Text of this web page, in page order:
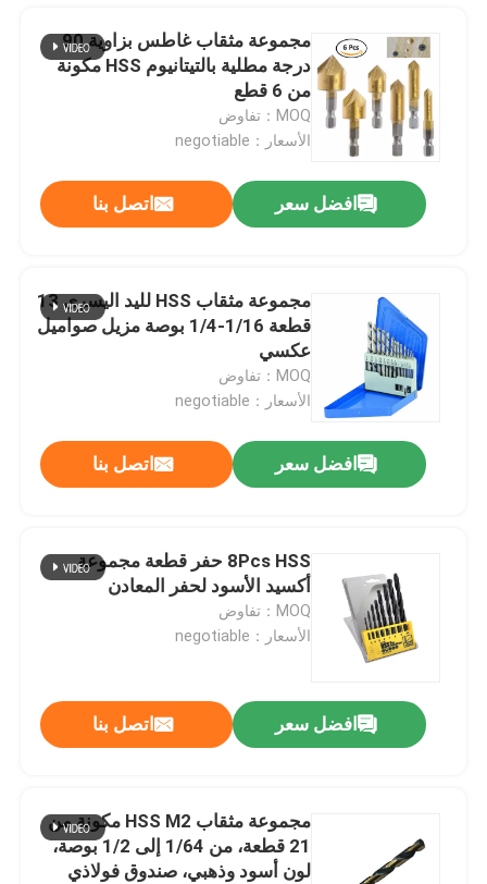
منتجات
مجموعة مثقاب غاطس بزاوية 90
درجة مطلية بالتيتانيوم HSS مكونة
من 6 قطع
MOQ：تفاوض
الأسعار：negotiable
افضل سعر اتصل بنا
مجموعة مثقاب HSS لليد اليسرى 13
قطعة 1/16-1/4 بوصة مزيل صواميل
عكسي
MOQ：تفاوض
الأسعار：negotiable
افضل سعر اتصل بنا
8Pcs HSS حفر قطعة مجموعة
أكسيد الأسود لحفر المعادن
MOQ：تفاوض
الأسعار：negotiable
افضل سعر اتصل بنا
مجموعة مثقاب HSS M2 مكونة من
21 قطعة، من 1/64 إلى 1/2 بوصة،
لون أسود وذهبي، صندوق فولاذي